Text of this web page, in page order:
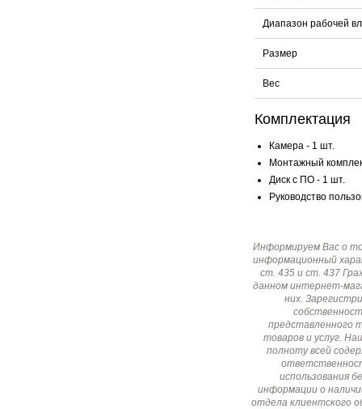
Диапазон рабочей
Размер
Вес
Комплектация
Камера - 1 шт.
Монтажный
Диск с ПО - 1 шт.
Руководство
Информируем Вас о
информационный
ст. 435 и ст. 437
данном интернет-
них.
представленного
товаров и услуг.
полноту всей
использования
информации о
отдела клиентского